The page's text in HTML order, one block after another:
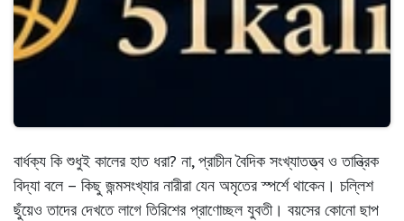
বার্ধক্য কি শুধুই কালের হাত ধরা? না, প্রাচীন বৈদিক সংখ্যাতত্ত্ব ও তান্ত্রিক
বিদ্যা বলে – কিছু জন্মসংখ্যার নারীরা যেন অমৃতের স্পর্শে থাকেন। চল্লিশ
ছুঁয়েও তাদের দেখতে লাগে তিরিশের প্রাণোচ্ছল যুবতী। বয়সের কোনো ছাপ